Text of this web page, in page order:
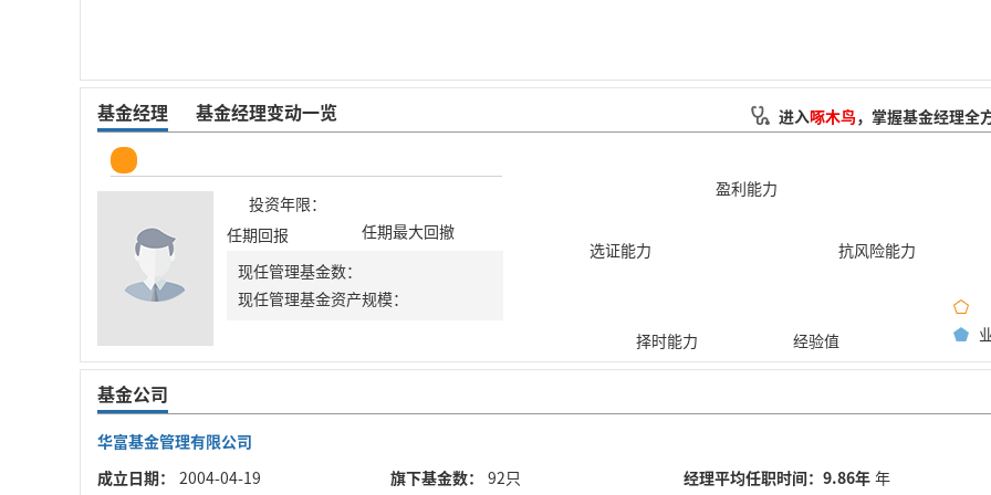
基金经理 基金经理变动一览 进入啄木鸟，掌握基金经理全
投资年限：
任期回报
任期最大回撤
现任管理基金数：
现任管理基金资产规模：
盈利能力
选证能力
择时能力 经验值
抗风险能力
基金公司
华富基金管理有限公司
成立日期：
2004-04-19 旗下基金数： 92只 经理平均任职时间：9.86年 年